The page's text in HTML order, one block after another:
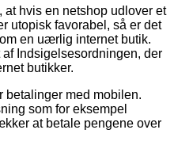
at hvis en netshop udlover et
utopisk favorabel, så er det
en uærlig internet butik.
Indsigelsesordningen, der
butikker.
betalinger med mobilen.
som for eksempel
at betale pengene over